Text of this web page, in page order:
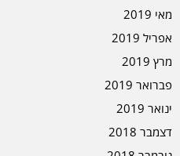
מאי 2019
אפריל 2019
מרץ 2019
פברואר 2019
ינואר 2019
דצמבר 2018